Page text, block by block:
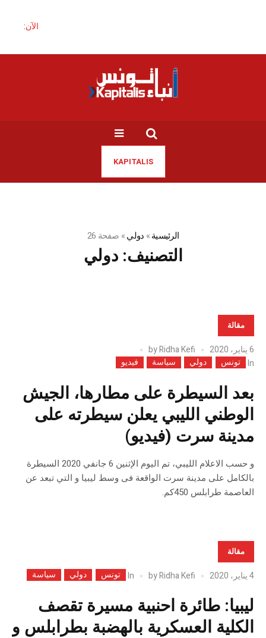
الآن:
KAPITALIS
الرئيسية» دولي» صفحة 26
التصنيف:دولي
مقالة
6 يناير، 2020 byRidha Kefi
In تونس دولي سياسة فيديو
بعد السيطرة على مطارها، الجيش
الوطني الليبي يعلن سيطرته على
مدينة سرت (فيديو)
و حسب الاعلام الليبي، تم اليوم الإثنين 6 جانفي 2020 السيطرة
بالكامل على مدينة سرت الواقعة فى وسط ليبيا و التي تبعد عن
العاصمة طرابلس 450كم.
مقالة
4 يناير، 2020 byRidha Kefi
In تونس دولي سياسة
ليبيا: طائرة احنبية مسيرة تقصف
الكلية العسكرية بالهضبة بطرابلس و